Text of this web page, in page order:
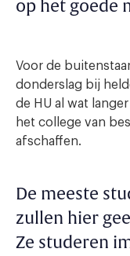
op het goede
Voor de
donderslag bij
de HU al wat
het college van
afschaffen.
De meeste
zullen hier
Ze studeren